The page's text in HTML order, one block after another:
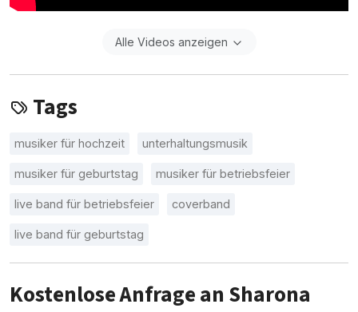
Alle Videos anzeigen
Tags
musiker für hochzeit unterhaltungsmusik
musiker für geburtstag musiker für betriebsfeier
live band für betriebsfeier coverband
live band für geburtstag
Kostenlose Anfrage an Sharona